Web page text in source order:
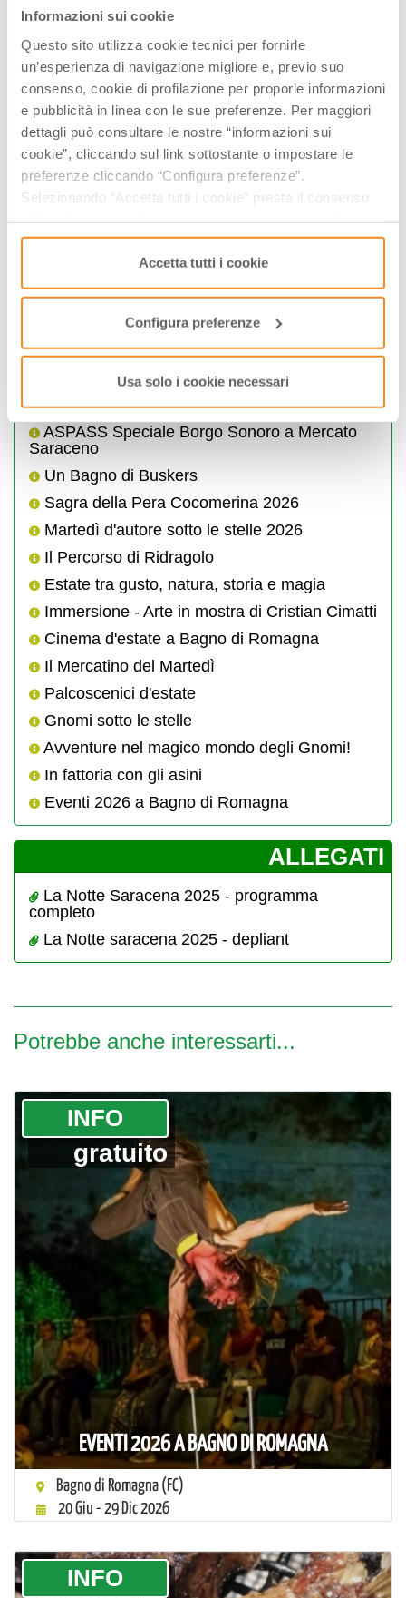
Informazioni sui cookie
Questo sito utilizza cookie tecnici per fornirle
un’esperienza di navigazione migliore e, previo suo
consenso, cookie di profilazione per proporle informazioni
e pubblicità in linea con le sue preferenze. Per maggiori
dettagli può consultare le nostre “informazioni sui
cookie”, cliccando sul link sottostante o impostare le
preferenze cliccando “Configura preferenze”.
Selezionando “Accetta tutti i cookie” presta il consenso
consenso cliccando su “Usa solo i cookie necessari” e
saranno attivati i soli cookie tecnici necessari al corretto
funzionamento del sito.
Accetta tutti i cookie
Configura preferenze
Usa solo i cookie necessari
I Percorsi del Savio propone anche
Bande in piazza 2026
Street Dayz
Palio dei Somari - Alfero
Sagra del Tortello
Borgo dei desideri - arena Palazzo del
Passeggiata G' Astronomica di Acquapartita
Stincobirrata a Montecoronaro
Il Ferragosto al parco - Riofreddo
Ferragosto bagnese
Mercato Saraceno. Vini e pellegrini
Teatro delle Terme
Borgo Sonoro nei Percorsi del Savio
ASPASS Speciale Borgo Sonoro a Mercato
Saraceno
Un Bagno di Buskers
Sagra della Pera Cocomerina 2026
Martedì d'autore sotto le stelle 2026
Il Percorso di Ridragolo
Estate tra gusto, natura, storia e magia
Immersione - Arte in mostra di Cristian Cimatti
Cinema d'estate a Bagno di Romagna
Il Mercatino del Martedì
Palcoscenici d'estate
Gnomi sotto le stelle
Avventure nel magico mondo degli Gnomi!
In fattoria con gli asini
Eventi 2026 a Bagno di Romagna
­ALLEGATI
La Notte Saracena 2025 - programma
completo
La Notte saracena 2025 - depliant
Potrebbe anche interessarti...
EVENTI 2026 A BAGNO DI ROMAGNA
­INFO
gratuito
Bagno di Romagna (FC)
20 Giu - 29 Dic 2026
­INFO